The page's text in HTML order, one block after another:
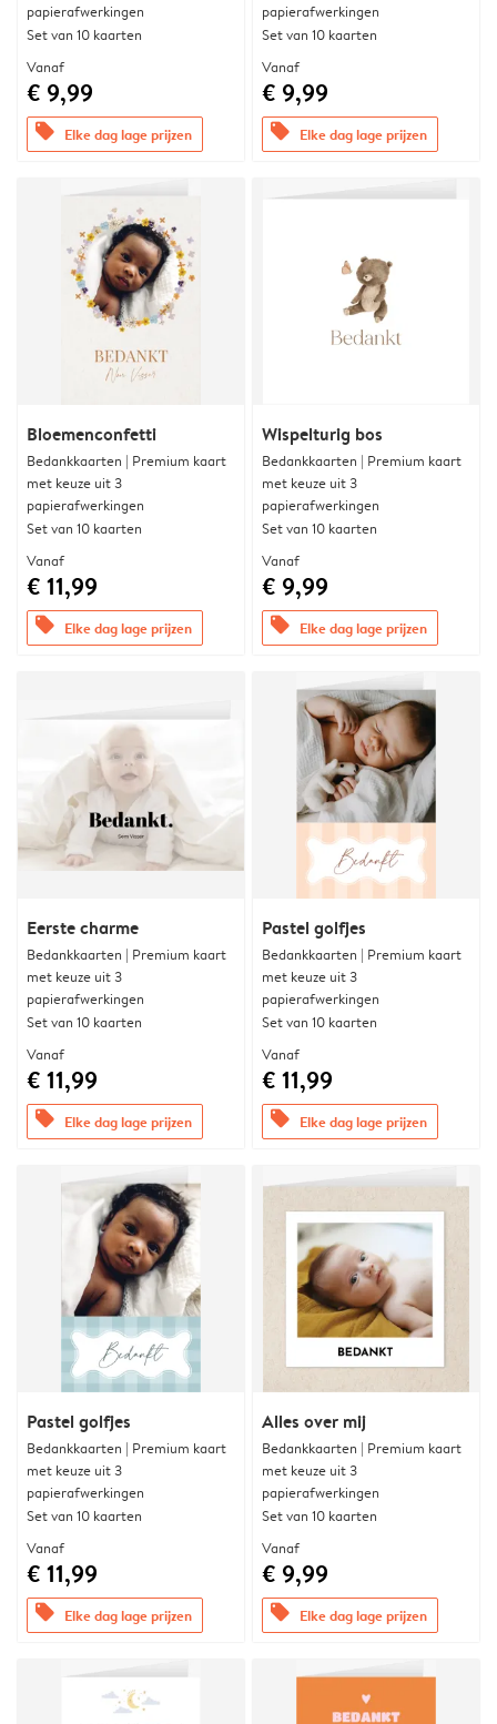
papierafwerkingen
Set van 10 kaarten
Vanaf
€ 9,99
offers Elke dag lage prijzen
papierafwerkingen
Set van 10 kaarten
Vanaf
€ 9,99
offers Elke dag lage prijzen
Bloemenconfetti
Bedankkaarten | Premium kaart
met keuze uit 3
papierafwerkingen
Set van 10 kaarten
Vanaf
€ 11,99
offers Elke dag lage prijzen
Wispelturig bos
Bedankkaarten | Premium kaart
met keuze uit 3
papierafwerkingen
Set van 10 kaarten
Vanaf
€ 9,99
offers Elke dag lage prijzen
Eerste charme
Bedankkaarten | Premium kaart
met keuze uit 3
papierafwerkingen
Set van 10 kaarten
Vanaf
€ 11,99
offers Elke dag lage prijzen
Pastel golfjes
Bedankkaarten | Premium kaart
met keuze uit 3
papierafwerkingen
Set van 10 kaarten
Vanaf
€ 11,99
offers Elke dag lage prijzen
Pastel golfjes
Bedankkaarten | Premium kaart
met keuze uit 3
papierafwerkingen
Set van 10 kaarten
Vanaf
€ 11,99
offers Elke dag lage prijzen
Alles over mij
Bedankkaarten | Premium kaart
met keuze uit 3
papierafwerkingen
Set van 10 kaarten
Vanaf
€ 9,99
offers Elke dag lage prijzen